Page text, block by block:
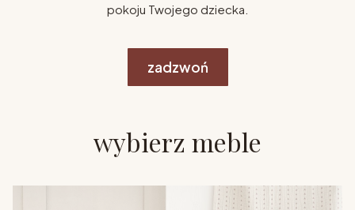
pokoju Twojego dziecka.
zadzwoń
wybierz meble